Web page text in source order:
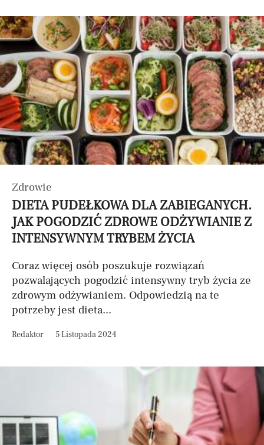
Zdrowie
DIETA PUDEŁKOWA DLA ZABIEGANYCH.
JAK POGODZIĆ ZDROWE ODŻYWIANIE Z
INTENSYWNYM TRYBEM ŻYCIA
Coraz więcej osób poszukuje rozwiązań
pozwalających pogodzić intensywny tryb życia ze
zdrowym odżywianiem. Odpowiedzią na te
potrzeby jest dieta...
Redaktor 5 Listopada 2024